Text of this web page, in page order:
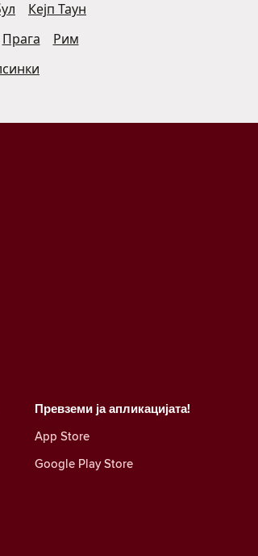
Кејп Таун
Прага
Рим
Превземи ја апликацијата!
App Store
Google Play Store